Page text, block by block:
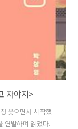
번역가이다...
자야지>
웃으면서 시작했
연발하며 읽었다.